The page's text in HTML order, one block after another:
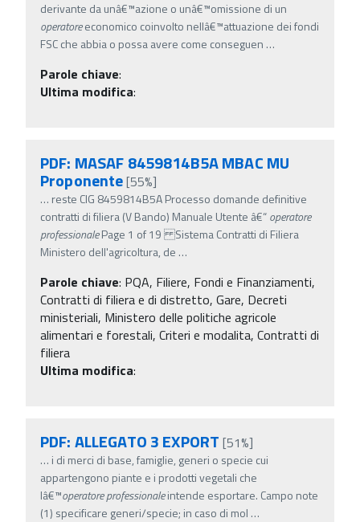
derivante da unâ€™azione o unâ€™omissione di un
operatoreeconomico coinvolto nellâ€™attuazione dei fondi
FSC che abbia o possa avere come conseguen …
Parole chiave:
Ultima modifica:
PDF: MASAF 8459814B5A MBAC MU
Proponente[55%]
… reste CIG 8459814B5A Processo domande definitive
contratti di filiera (V Bando) Manuale Utente â€“operatore
professionalePage 1 of 19 Sistema Contratti di Filiera
Ministero dell'agricoltura, de …
Parole chiave: PQA, Filiere, Fondi e Finanziamenti,
Contratti di filiera e di distretto, Gare, Decreti
ministeriali, Ministero delle politiche agricole
alimentari e forestali, Criteri e modalita, Contratti di
filiera
Ultima modifica:
PDF: ALLEGATO 3 EXPORT [51%]
… i di merci di base, famiglie, generi o specie cui
appartengono piante e i prodotti vegetali che
lâ€™operatoreprofessionaleintende esportare. Campo note
(1) specificare generi/specie; in caso di mol …